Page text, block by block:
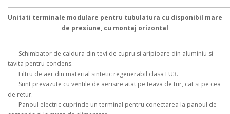
Unitati terminale modulare pentru tubulatura cu disponibil mare
de presiune, cu montaj orizontal
Schimbator de caldura din tevi de cupru si aripioare din aluminiu si
tavita pentru condens.
Filtru de aer din material sintetic regenerabil clasa EU3.
Sunt prevazute cu ventile de aerisire atat pe teava de tur, cat si pe cea
de retur.
Panoul electric cuprinde un terminal pentru conectarea la panoul de